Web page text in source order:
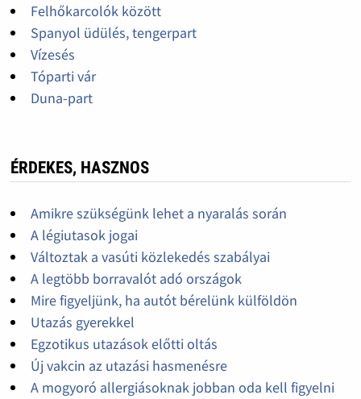
Felhőkarcolók között
Spanyol üdülés, tengerpart
Vízesés
Tóparti vár
Duna-part
ÉRDEKES, HASZNOS
Amikre szükségünk lehet a nyaralás során
A légiutasok jogai
Változtak a vasúti közlekedés szabályai
A legtöbb borravalót adó országok
Mire figyeljünk, ha autót bérelünk külföldön
Utazás gyerekkel
Egzotikus utazások előtti oltás
Új vakcin az utazási hasmenésre
A mogyoró allergiásoknak jobban oda kell figyelni